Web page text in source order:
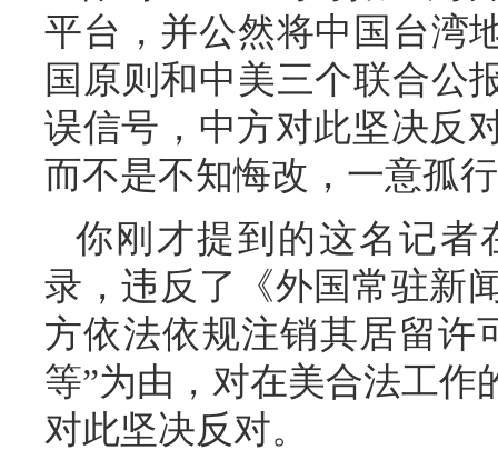
平台，并公然将中国台湾
国原则和中美三个联合公
误信号，中方对此坚决反
而不是不知悔改，一意孤
你刚才提到的这名记者
录，违反了《外国常驻新
方依法依规注销其居留许
等”为由，对在美合法工
对此坚决反对。